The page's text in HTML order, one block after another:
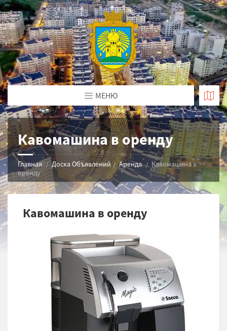
МЕНЮ
Кавомашина в оренду
Главная Доска Объявлений Аренда
Кавомашина в
оренду
Кавомашина в оренду